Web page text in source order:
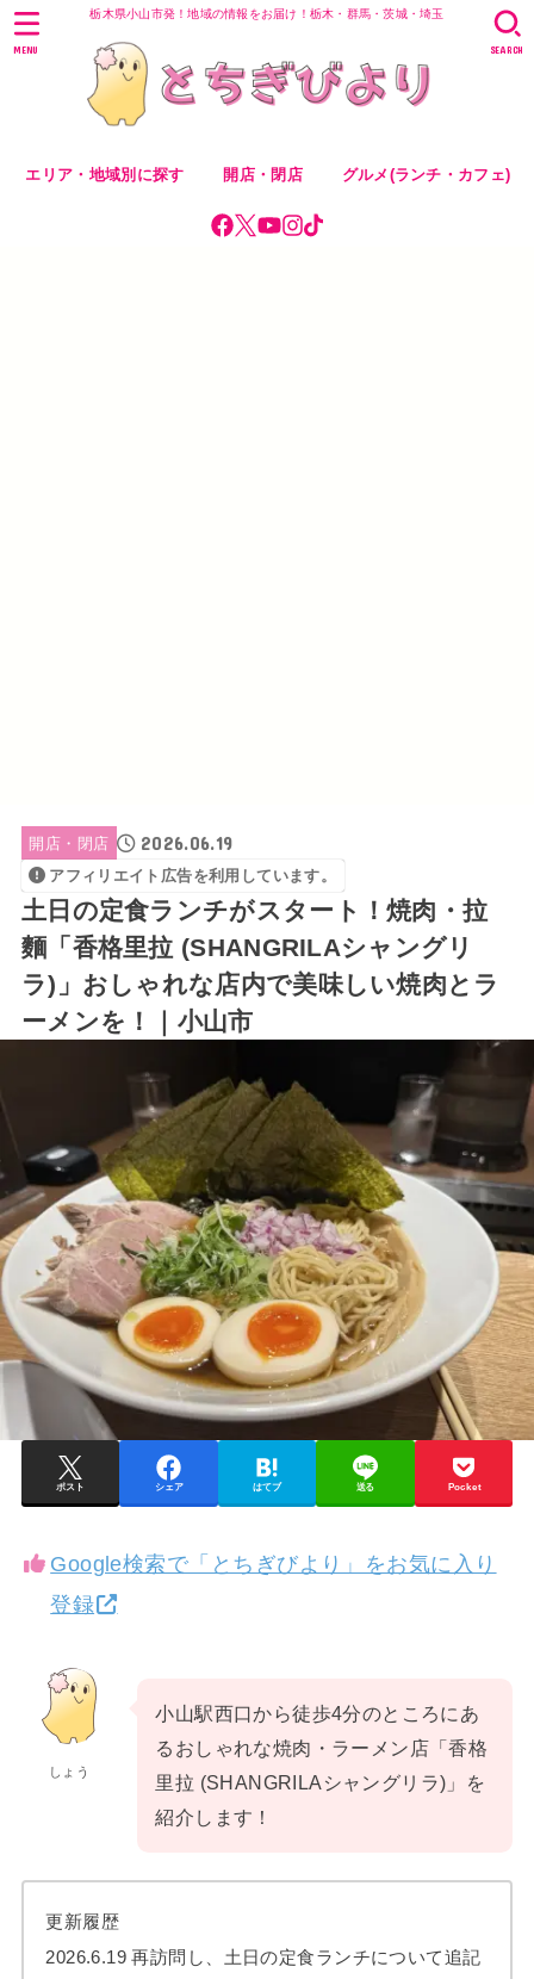
栃木県小山市発！地域の情報をお届け！栃木・群馬・茨城・埼玉
エリア・地域別に探す 開店・閉店 グルメ(ランチ・カフェ)
SEARCH
MENU
開店・閉店 2026.06.19
アフィリエイト広告を利用しています。
土日の定食ランチがスタート！焼肉・拉
麵「香格里拉 (SHANGRILAシャングリ
ラ)」おしゃれな店内で美味しい焼肉とラ
ーメンを！｜小山市
ポスト シェア はてブ 送る Pocket
Google検索で「とちぎびより」をお気に入り
登録
しょう
小山駅西口から徒歩4分のところにあ
るおしゃれな焼肉・ラーメン店「香格
里拉 (SHANGRILAシャングリラ)」を
紹介します！
更新履歴
2026.6.19 再訪問し、土日の定食ランチについて追記